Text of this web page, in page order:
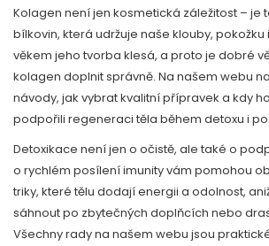
Kolagen není jen kosmetická záležitost – je
bílkovin, která udržuje naše klouby, pokožku
věkem jeho tvorba klesá, a proto je dobré
kolagen doplnit správně. Na našem webu
návody, jak vybrat kvalitní přípravek a kdy
podpořili regeneraci těla během detoxu i po
Detoxikace není jen o očistě, ale také o
o rychlém posílení imunity vám pomohou
triky, které tělu dodají energii a odolnost,
sáhnout po zbytečných doplňcích nebo
Všechny rady na našem webu jsou